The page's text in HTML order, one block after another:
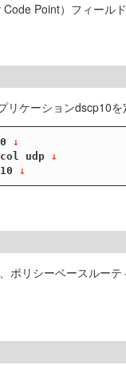
Point）フィール
リケーションdscp10
↓
udp ↓
↓
ポリシーベースルー